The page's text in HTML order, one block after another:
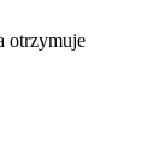
otrzymuje